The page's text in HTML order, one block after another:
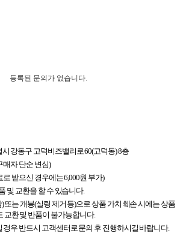
등록된 문의가 없습니다.
강동구 고덕비즈밸리로 60(고덕동) 8층
매자 단순 변심)
로 받으신 경우에는 6,000원 부가)
및 교환을 할 수 있습니다.
또는 개봉(실링 제거 등)으로 상품 가치 훼손 시에는 상품
교환 및 반품이 불가능합니다.
경우 반드시 고객센터로 문의 후 진행하시길 바랍니다.